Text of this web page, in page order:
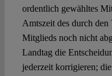
ordentlich gewähltes
Amtszeit des durch den
Mitglieds noch nicht
Landtag die
jederzeit korrigieren;